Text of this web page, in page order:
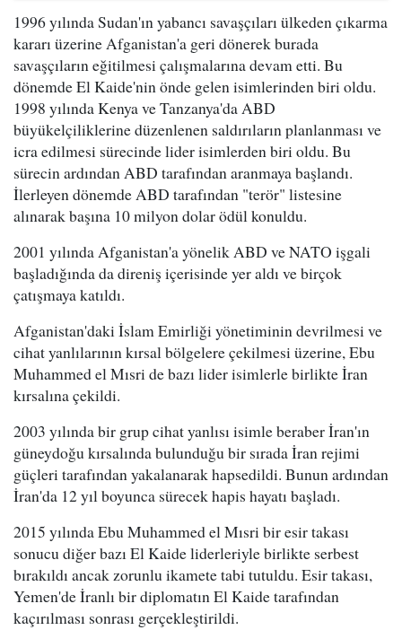
1996 yılında Sudan'ın yabancı savaşçıları ülkeden çıkarma
kararı üzerine Afganistan'a geri dönerek burada
savaşçıların eğitilmesi çalışmalarına devam etti. Bu
dönemde El Kaide'nin önde gelen isimlerinden biri oldu.
1998 yılında Kenya ve Tanzanya'da ABD
büyükelçiliklerine düzenlenen saldırıların planlanması ve
icra edilmesi sürecinde lider isimlerden biri oldu. Bu
sürecin ardından ABD tarafından aranmaya başlandı.
İlerleyen dönemde ABD tarafından "terör" listesine
alınarak başına 10 milyon dolar ödül konuldu.
2001 yılında Afganistan'a yönelik ABD ve NATO işgali
başladığında da direniş içerisinde yer aldı ve birçok
çatışmaya katıldı.
Afganistan'daki İslam Emirliği yönetiminin devrilmesi ve
cihat yanlılarının kırsal bölgelere çekilmesi üzerine, Ebu
Muhammed el Mısri de bazı lider isimlerle birlikte İran
kırsalına çekildi.
2003 yılında bir grup cihat yanlısı isimle beraber İran'ın
güneydoğu kırsalında bulunduğu bir sırada İran rejimi
güçleri tarafından yakalanarak hapsedildi. Bunun ardından
İran'da 12 yıl boyunca sürecek hapis hayatı başladı.
2015 yılında Ebu Muhammed el Mısri bir esir takası
sonucu diğer bazı El Kaide liderleriyle birlikte serbest
bırakıldı ancak zorunlu ikamete tabi tutuldu. Esir takası,
Yemen'de İranlı bir diplomatın El Kaide tarafından
kaçırılması sonrası gerçekleştirildi.